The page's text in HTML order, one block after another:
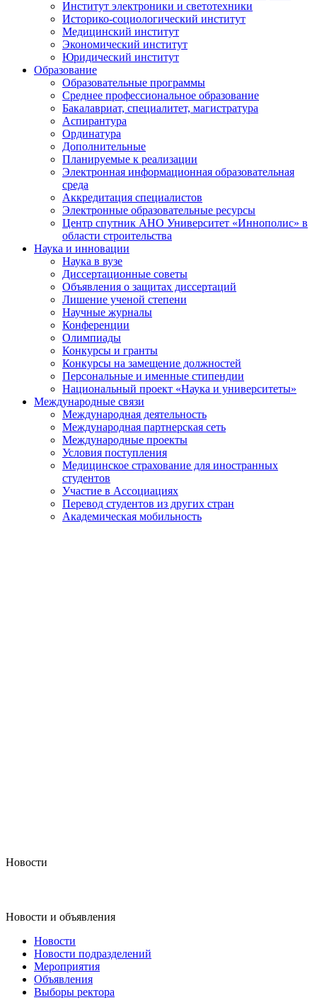
Институт электроники и светотехники
Историко-социологический институт
Медицинский институт
Экономический институт
Юридический институт
Образование
Образовательные программы
Среднее профессиональное образование
Бакалавриат, специалитет, магистратура
Аспирантура
Ординатура
Дополнительные
Планируемые к реализации
Электронная информационная образовательная
среда
Аккредитация специалистов
Электронные образовательные ресурсы
Центр спутник АНО Университет «Иннополис» в
области строительства
Наука и инновации
Наука в вузе
Диссертационные советы
Объявления о защитах диссертаций
Лишение ученой степени
Научные журналы
Конференции
Олимпиады
Конкурсы и гранты
Конкурсы на замещение должностей
Персональные и именные стипендии
Национальный проект «Наука и университеты»
Международные связи
Международная деятельность
Международная партнерская сеть
Международные проекты
Условия поступления
Медицинское страхование для иностранных
студентов
Участие в Ассоциациях
Перевод студентов из других стран
Академическая мобильность
Новости
Новости и объявления
Новости
Новости подразделений
Мероприятия
Объявления
Выборы ректора